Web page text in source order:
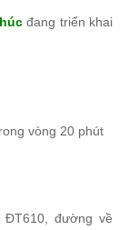
đang triển khai
vòng 20 phút
ĐT610, đường về